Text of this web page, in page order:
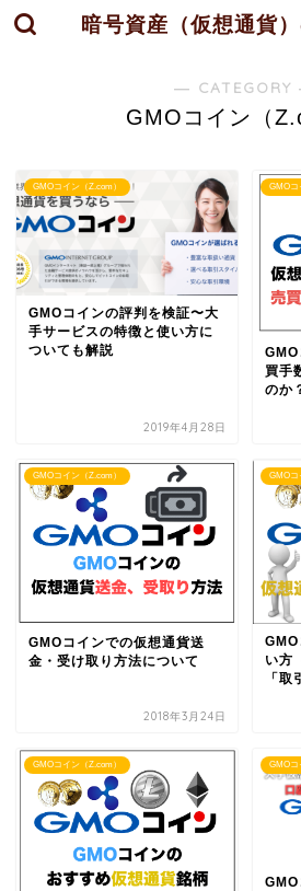
暗号資産（仮想通貨
―
GMOコイン（
GMOコイン（Z.com）
GMOコインの評判を検証〜大
手サービスの特徴と使い方に
ついても解説
2019年4月28日
GMOコ
買手
のか
GMOコイン（Z.com）
GMOコインでの仮想通貨送
金・受け取り方法について
2018年3月24日
GMOコ
い方
「取
GMOコイン（Z.com） GMOコ